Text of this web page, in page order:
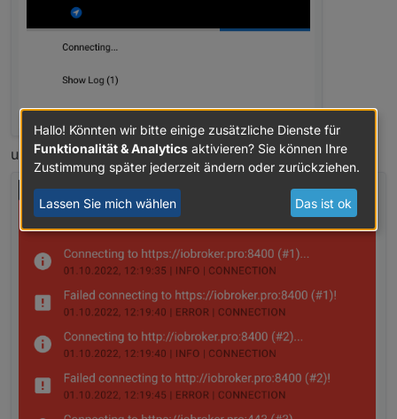
und direkt danach diese:
Hallo! Könnten wir bitte einige zusätzliche Dienste für
Funktionalität & Analytics aktivieren? Sie können Ihre
Zustimmung später jederzeit ändern oder zurückziehen.
Lassen Sie mich wählen Das ist ok